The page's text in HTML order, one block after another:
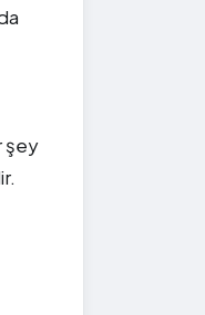
şey